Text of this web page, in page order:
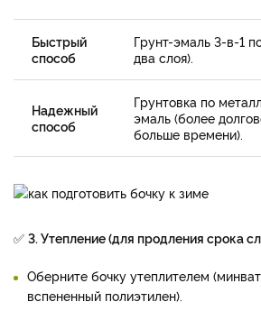
Быстрый
способ
Грунт-эмаль 3-в-1
два слоя).
Надежный
способ
Грунтовка по
эмаль (более
больше времени).
✅ 3. Утепление (для продления срока
Оберните бочку утеплителем
вспененный полиэтилен).